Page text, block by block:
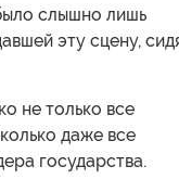
слышно лишь
эту сцену,
не только все
даже все
государства.